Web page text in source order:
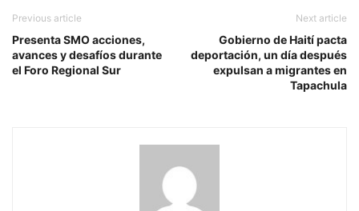
Previous article
Presenta SMO acciones,
avances y desafíos durante
el Foro Regional Sur
Next article
Gobierno de Haití pacta
deportación, un día después
expulsan a migrantes en
Tapachula